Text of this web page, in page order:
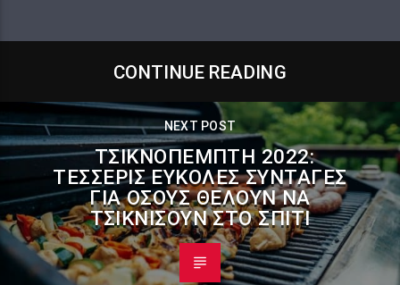
CONTINUE READING
NEXT POST
ΤΣΙΚΝΟΠΈΜΠΤΗ 2022:
ΤΈΣΣΕΡΙΣ ΕΎΚΟΛΕΣ ΣΥΝΤΑΓΈΣ
ΓΙΑ ΌΣΟΥΣ ΘΈΛΟΥΝ ΝΑ
ΤΣΙΚΝΊΣΟΥΝ ΣΤΟ ΣΠΊΤΙ